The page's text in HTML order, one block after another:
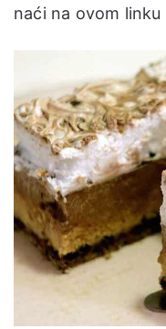
naći na ovom linku